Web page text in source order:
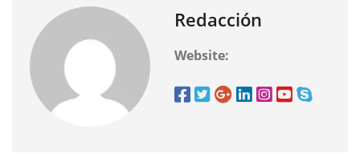
Redacción
Website: